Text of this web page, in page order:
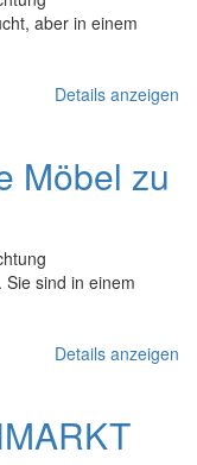
aber in einem
Details anzeigen
Möbel zu
sind in einem
Details anzeigen